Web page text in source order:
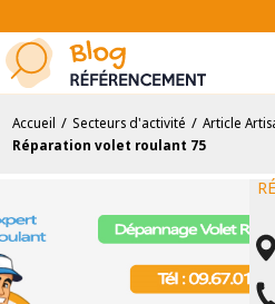
Accueil / Secteurs d'activité / Article
Réparation volet roulant 75